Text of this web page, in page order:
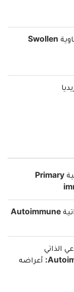
تضخم الغدد اللمفاوية Swollen
نقص المناعة الأولية Primary
أمراض المناعة الذاتية Autoimmune
الذاتي
Autoimmune Hepatitis: أعراضه